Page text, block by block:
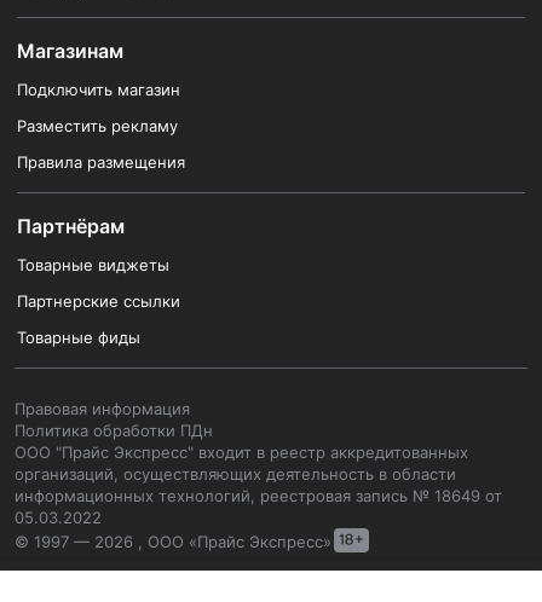
Магазинам
Подключить магазин
Разместить рекламу
Правила размещения
Партнёрам
Товарные виджеты
Партнерские ссылки
Товарные фиды
Правовая информация
Политика обработки ПДн
ООО "Прайс Экспресс" входит в реестр аккредитованных
организаций, осуществляющих деятельность в области
информационных технологий, реестровая запись № 18649 от
05.03.2022
© 1997 — 2026 , ООО «Прайс Экспресс»